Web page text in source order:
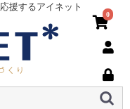
援するアイネット
0